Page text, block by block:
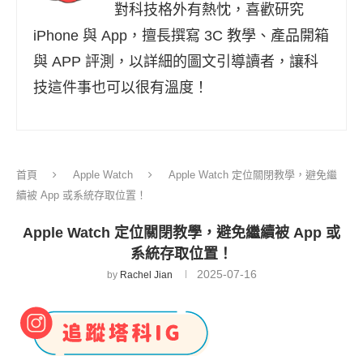
對科技格外有熱忱，喜歡研究
iPhone 與 App，擅長撰寫 3C 教學、產品開箱
與 APP 評測，以詳細的圖文引導讀者，讓科
技這件事也可以很有溫度！
首頁 Apple Watch
Apple Watch 定位關閉教學，避免繼
續被 App 或系統存取位置！
Apple Watch 定位關閉教學，避免繼續被 App 或
系統存取位置！
by Rachel Jian 2025-07-16